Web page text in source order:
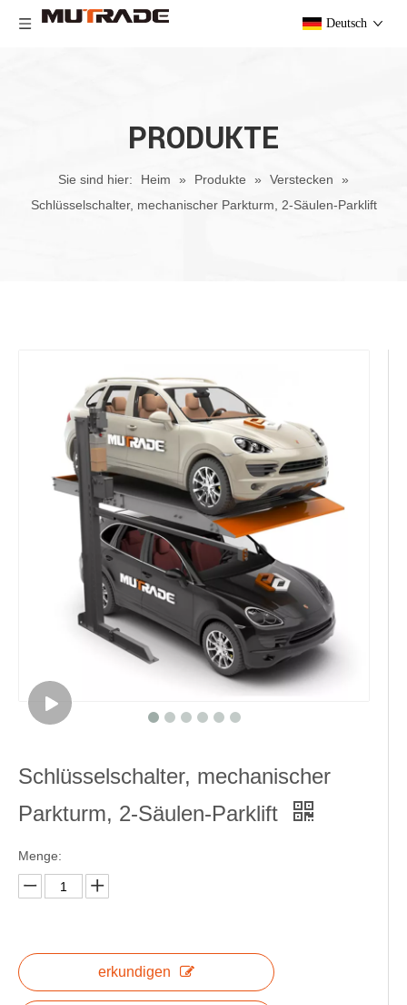
Deutsch
PRODUKTE
Sie sind hier: Heim » Produkte » Verstecken
»
Schlüsselschalter, mechanischer Parkturm, 2-Säulen-Parklift
Schlüsselschalter, mechanischer
Parkturm, 2-Säulen-Parklift
Menge:
erkundigen